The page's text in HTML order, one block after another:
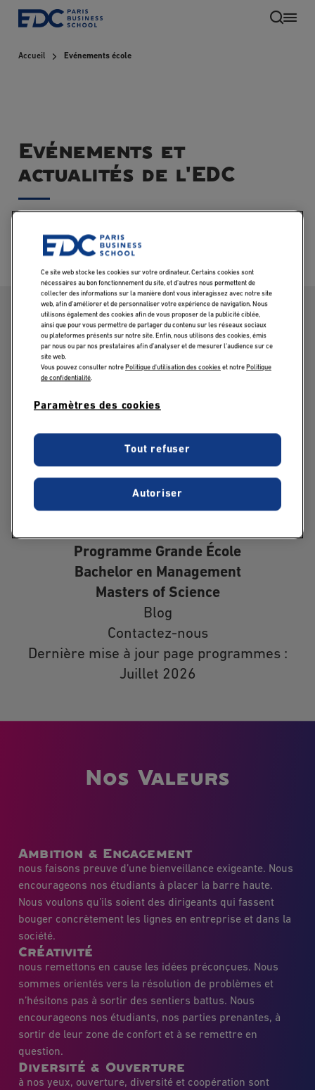
Aller
principal
Accueil Evénements école
Evénements et
actualités de l'EDC
Aucun événement
Follow us:
Programme Grande École
Bachelor en Management
Masters of Science
Blog
Contactez-nous
Dernière mise à jour page programmes :
Juillet 2026
Nos Valeurs
Ambition & Engagement
nous faisons preuve d’une bienveillance exigeante. Nous
encourageons nos étudiants à placer la barre haute.
Nous voulons qu’ils soient des dirigeants qui fassent
bouger concrètement les lignes en entreprise et dans la
société.
Créativité
nous remettons en cause les idées préconçues. Nous
sommes orientés vers la résolution de problèmes et
n’hésitons pas à sortir des sentiers battus. Nous
encourageons nos étudiants, nos parties prenantes, à
sortir de leur zone de confort et à se remettre en
question.
Diversité & Ouverture
à nos yeux, ouverture, diversité et coopération sont
Ce site web stocke les cookies sur votre ordinateur. Certains cookies sont
nécessaires au bon fonctionnement du site, et d’autres nous permettent de
collecter des informations sur la manière dont vous interagissez avec notre site
web, afin d’améliorer et de personnaliser votre expérience de navigation. Nous
utilisons également des cookies afin de vous proposer de la publicité ciblée,
ainsi que pour vous permettre de partager du contenu sur les réseaux sociaux
ou plateformes présents sur notre site. Enfin, nous utilisons des cookies, émis
par nous ou par nos prestataires afin d’analyser et de mesurer l’audience sur ce
site web.
Vous pouvez consulter notrePolitique d'utilisation des cookieset notrePolitique
de confidentialité.
Paramètres des cookies
Tout refuser
Autoriser